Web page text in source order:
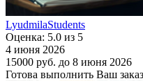
LyudmilaStudents
Оценка: 5.0 из 5
4 июня 2026
15000 руб. до 8 июня 2026
Готова выполнить Ваш